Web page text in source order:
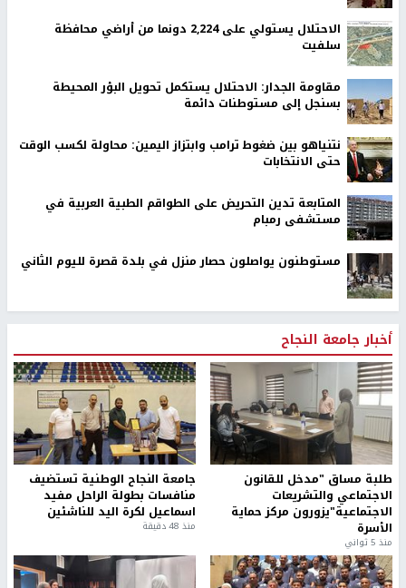
الاحتلال يستولي على 2,224 دونما من أراضي محافظة
سلفيت
مقاومة الجدار: الاحتلال يستكمل تحويل البؤر المحيطة
بسنجل إلى مستوطنات دائمة
نتنياهو بين ضغوط ترامب وابتزاز اليمين: محاولة لكسب الوقت
حتى الانتخابات
المتابعة تدين التحريض على الطواقم الطبية العربية في
مستشفى رمبام
مستوطنون يواصلون حصار منزل في بلدة قصرة لليوم الثاني
أخبار جامعة النجاح
طلبة مساق "مدخل للقانون
الاجتماعي والتشريعات
الاجتماعية"يزورون مركز حماية
الأسرة
منذ 5 ثواني
جامعة النجاح الوطنية تستضيف
منافسات بطولة الراحل مفيد
اسماعيل لكرة اليد للناشئين
منذ 48 دقيقة